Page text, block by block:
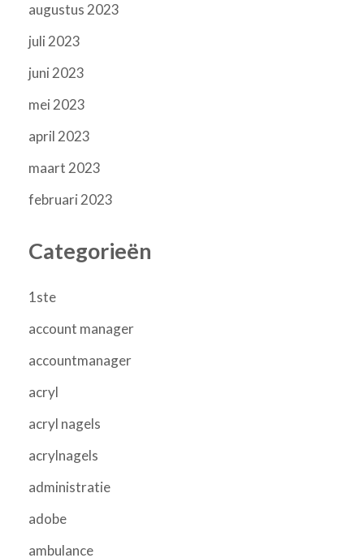
augustus 2023
juli 2023
juni 2023
mei 2023
april 2023
maart 2023
februari 2023
Categorieën
1ste
account manager
accountmanager
acryl
acryl nagels
acrylnagels
administratie
adobe
ambulance